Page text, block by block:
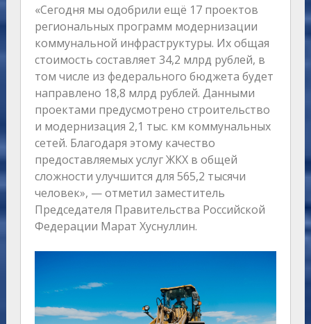
«Сегодня мы одобрили ещё 17 проектов
региональных программ модернизации
коммунальной инфраструктуры. Их общая
стоимость составляет 34,2 млрд рублей, в
том числе из федерального бюджета будет
направлено 18,8 млрд рублей. Данными
проектами предусмотрено строительство
и модернизация 2,1 тыс. км коммунальных
сетей. Благодаря этому качество
предоставляемых услуг ЖКХ в общей
сложности улучшится для 565,2 тысячи
человек», — отметил заместитель
Председателя Правительства Российской
Федерации Марат Хуснуллин.